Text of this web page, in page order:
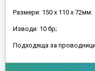
Размери: 150 х 110 х 72мм:
Изводи: 10 бр;
Подходяща за